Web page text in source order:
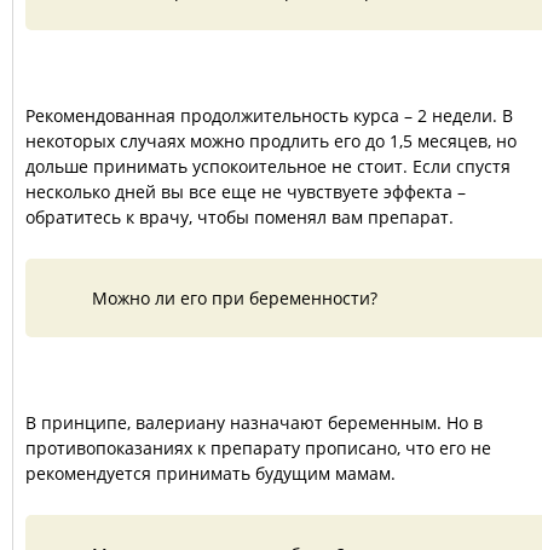
Рекомендованная продолжительность курса – 2 недели. В
некоторых случаях можно продлить его до 1,5 месяцев, но
дольше принимать успокоительное не стоит. Если спустя
несколько дней вы все еще не чувствуете эффекта –
обратитесь к врачу, чтобы поменял вам препарат.
Можно ли его при беременности?
В принципе, валериану назначают беременным. Но в
противопоказаниях к препарату прописано, что его не
рекомендуется принимать будущим мамам.